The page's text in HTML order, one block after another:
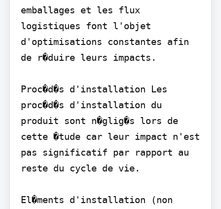
emballages et les flux
logistiques font l'objet
d'optimisations constantes afin
de r�duire leurs impacts.
Proc�d�s d'installation Les
proc�d�s d'installation du
produit sont n�glig�s lors de
cette �tude car leur impact n'est
pas significatif par rapport au
reste du cycle de vie.
El�ments d'installation (non